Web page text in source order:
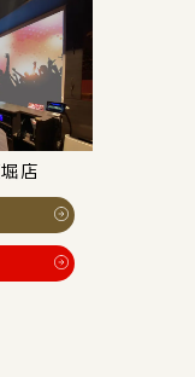
店